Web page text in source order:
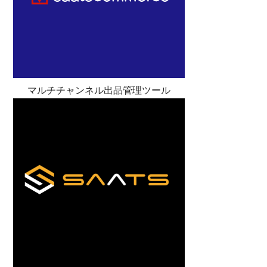
マルチチャンネル出品管理ツール